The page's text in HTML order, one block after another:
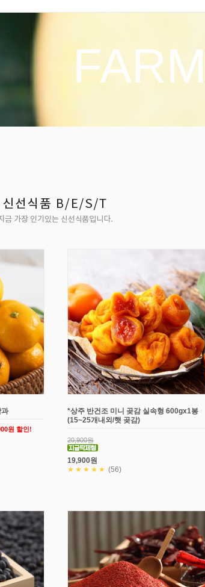
FARM
원 할인!
*상주 반건조 미니 곶감 실속형 600gx1봉
(15~25개내외/햇 곶감)
20,900원
19,900원
★★★★★ (56)